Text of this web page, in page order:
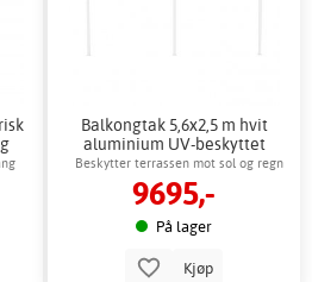
Balkongtak 5,6x2,5 m hvit
aluminium UV-beskyttet
kanalplast
Beskytter terrassen mot sol og regn
hele året
9695,-
På lager
Kjøp